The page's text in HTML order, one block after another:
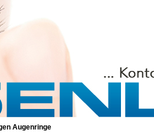
UND PFLEGEMITTEL
Augenringe